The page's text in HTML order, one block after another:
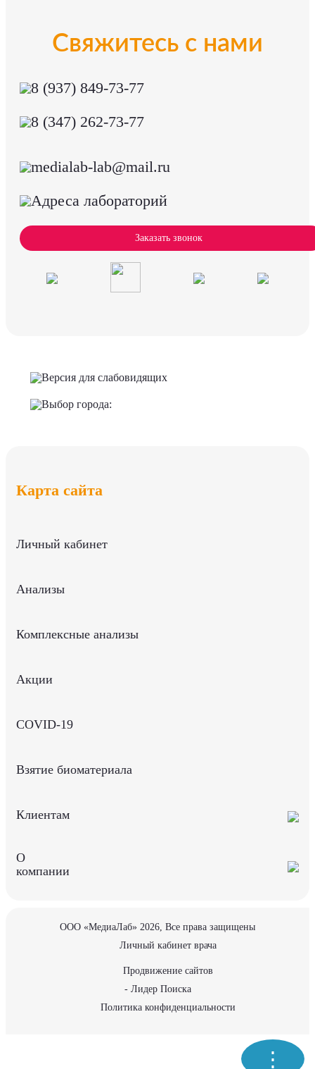
⋮
Свяжитесь с нами
8 (937) 849-73-77
8 (347) 262-73-77
medialab-lab@mail.ru
Адреса лабораторий
Заказать звонок
Версия для слабовидящих
Выбор города:
Карта сайта
Личный кабинет
Анализы
Комплексные анализы
Акции
COVID-19
Взятие биоматериала
Клиентам
О
компании
ООО «МедиаЛаб» 2026, Все права защищены
Личный кабинет врача
Продвижение сайтов
- Лидер Поиска
Политика конфиденциальности